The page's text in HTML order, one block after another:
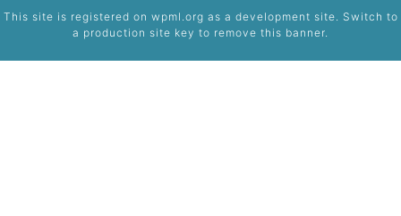
This site is registered on wpml.org as a development site. Switch to
a production site key to remove this banner.